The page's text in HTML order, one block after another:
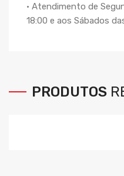
• Atendimento de
18:00 e aos Sábados
PRODUTOS